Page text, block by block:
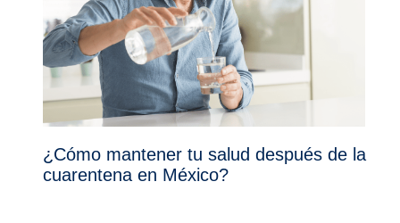
¿Cómo mantener tu salud después de la
cuarentena en México?